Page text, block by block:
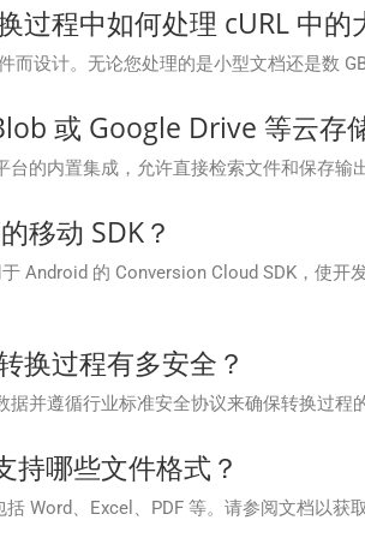
程中如何处理 cURL 中的
设计。无论您处理的是小型文档还是数
或 Google Drive 等云存
的内置集成，允许直接检索文件和保存输
移动 SDK？
Android 的 Conversion Cloud SDK，使
换过程有多安全？
并遵循行业标准安全协议来确保转换过程
哪些文件格式？
Word、Excel、PDF 等。请参阅文档以获